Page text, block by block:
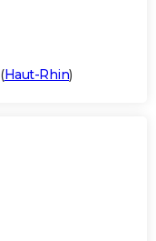
(Haut-Rhin)